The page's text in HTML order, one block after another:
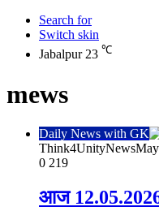
Search for
Switch skin
Jabalpur 23 ℃
mews
Daily News with GK
Think4UnityNews
0 219
आज 12.05.2026